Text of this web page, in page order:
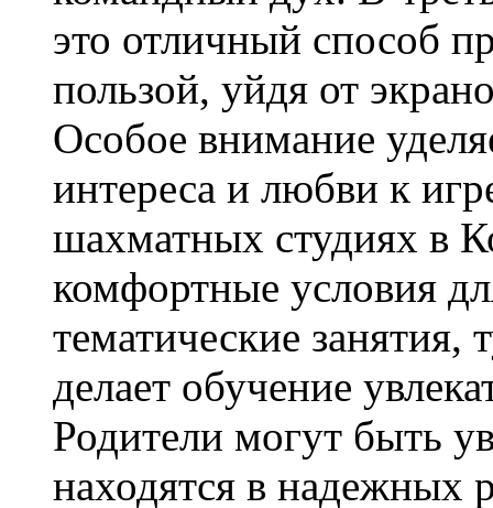
это отличный способ
пользой, уйдя от
Особое внимание
интереса и любви к
шахматных студиях в
комфортные условия
тематические
делает обучение
Родители могут быть
находятся в надежных